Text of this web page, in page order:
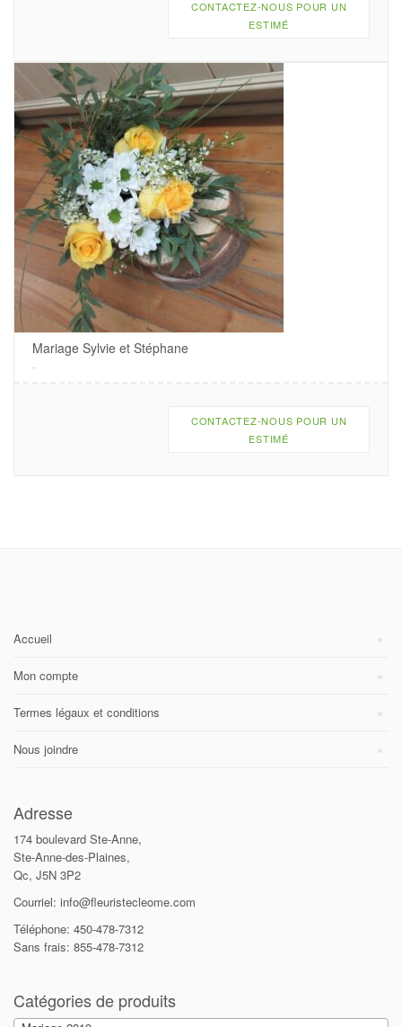
CONTACTEZ-NOUS POUR UN
ESTIMÉ
Mariage Sylvie et Stéphane
CONTACTEZ-NOUS POUR UN
ESTIMÉ
Accueil
Mon compte
Termes légaux et conditions
Nous joindre
Adresse
174 boulevard Ste-Anne,
Ste-Anne-des-Plaines,
Qc, J5N 3P2
Courriel: info@fleuristecleome.com
Téléphone: 450-478-7312
Sans frais: 855-478-7312
Catégories de produits